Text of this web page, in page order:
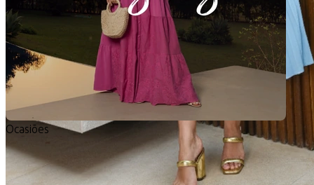
Ocasiões